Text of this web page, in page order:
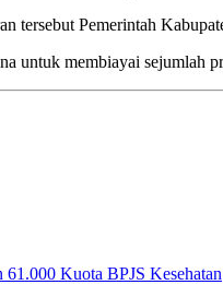
tersebut Pemerintah
untuk membiayai sejumlah
61.000 Kuota BPJS Kesehatan